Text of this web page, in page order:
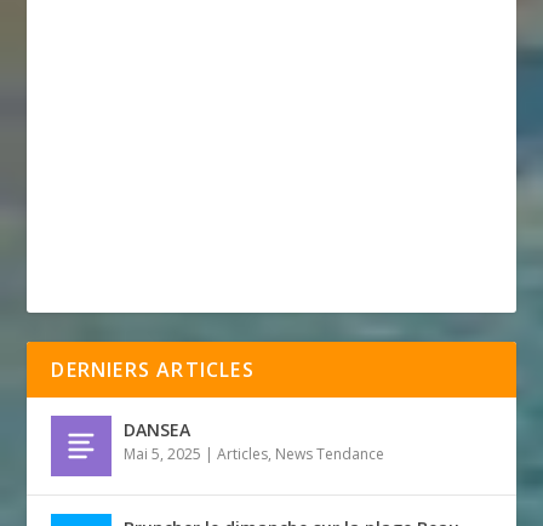
DERNIERS ARTICLES
DANSEA
Mai 5, 2025 |Articles, News Tendance